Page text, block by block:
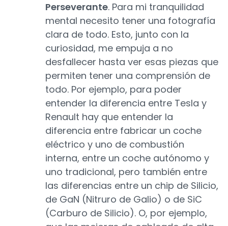
Perseverante. Para mi tranquilidad
mental necesito tener una fotografía
clara de todo. Esto, junto con la
curiosidad, me empuja a no
desfallecer hasta ver esas piezas que
permiten tener una comprensión de
todo. Por ejemplo, para poder
entender la diferencia entre Tesla y
Renault hay que entender la
diferencia entre fabricar un coche
eléctrico y uno de combustión
interna, entre un coche autónomo y
uno tradicional, pero también entre
las diferencias entre un chip de Silicio,
de GaN (Nitruro de Galio) o de SiC
(Carburo de Silicio). O, por ejemplo,